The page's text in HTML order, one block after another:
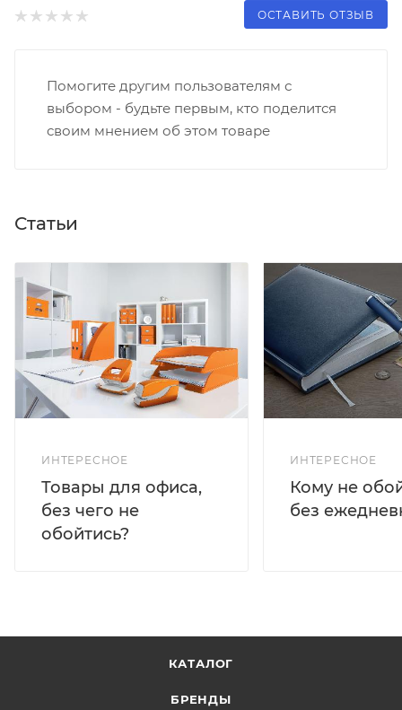
ОСТАВИТЬ ОТЗЫВ
Помогите другим пользователям с
выбором - будьте первым, кто поделится
своим мнением об этом товаре
Статьи
ИНТЕРЕСНОЕ
Товары для офиса,
без чего не
обойтись?
ИНТЕРЕСНОЕ
Кому не
без
КАТАЛОГ
БРЕНДЫ